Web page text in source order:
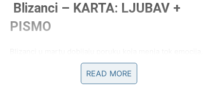
Blizanci – KARTA: LJUBAV +
PISMO
Moguće je priznanje, javljanje bivše ljubavi ili nova
READ MORE